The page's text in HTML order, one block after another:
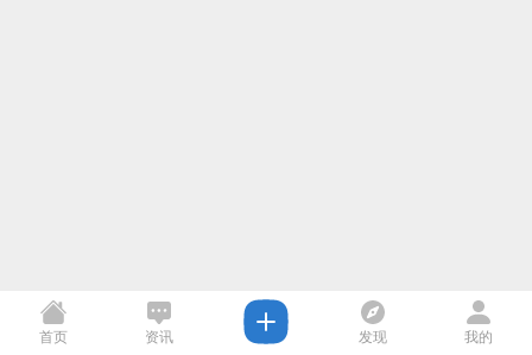
首页 资讯 发现 我的